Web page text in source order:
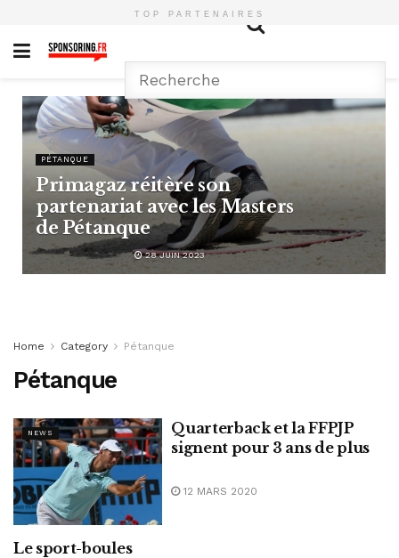
TOP PARTENAIRES
PÉTANQUE
Primagaz réitère son
partenariat avec les Masters
de Pétanque
28 JUIN 2023
Home Category Pétanque
Pétanque
NEWS
Quarterback et la FFPJP
signent pour 3 ans de plus
12 MARS 2020
ABONNEMENT
Le sport-boules